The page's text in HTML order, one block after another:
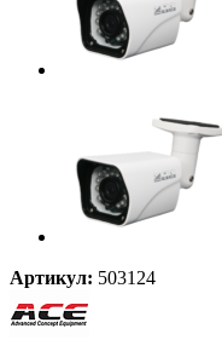
Артикул: 503124